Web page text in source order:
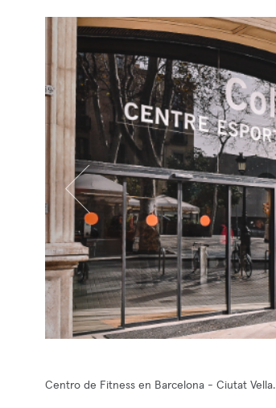
Centro de Fitness en Barcelona - Ciutat Vella.